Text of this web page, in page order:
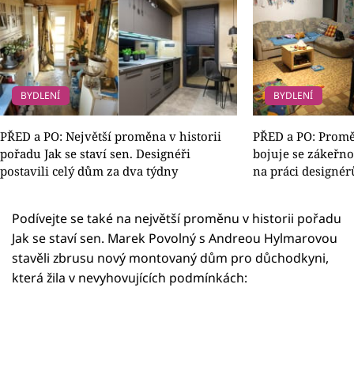
BYDLENÍ
PŘED a PO: Největší proměna v historii
pořadu Jak se staví sen. Designéři
postavili celý dům za dva týdny
BYDLENÍ
PŘED a PO:
bojuje se
na práci
Podívejte se také na největší proměnu v historii pořadu
Jak se staví sen. Marek Povolný s Andreou Hylmarovou
stavěli zbrusu nový montovaný dům pro důchodkyni,
která žila v nevyhovujících podmínkách: